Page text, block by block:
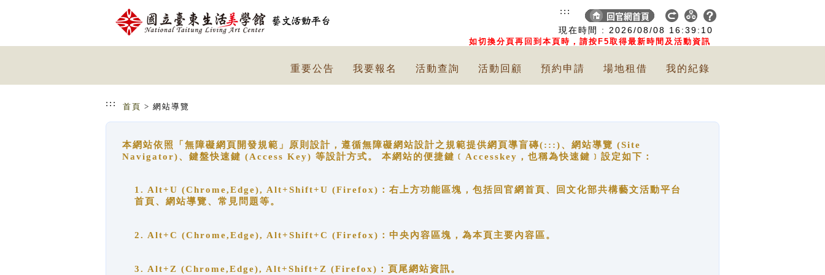
現在時間 : 2026/08/08 16:39:10
如切換分頁再回到本頁時，請按F5取得最新時間及活動資訊
:::
重要公告 我要報名 活動查詢 活動回顧 預約申請 場地租借 我的紀錄
::: 首頁 > 網站導覽
本網站依照「無障礙網頁開發規範」原則設計，遵循無障礙網站設計之規範提供網頁導盲磚(:::)、網站導覽 (Site
Navigator)、鍵盤快速鍵 (Access Key) 等設計方式。 本網站的便捷鍵﹝Accesskey，也稱為快速鍵﹞設定如下：
1. Alt+U (Chrome,Edge), Alt+Shift+U (Firefox)：右上方功能區塊，包括回官網首頁、回文化部共構藝文活動平台
首頁、網站導覽、常見問題等。
2. Alt+C (Chrome,Edge), Alt+Shift+C (Firefox)：中央內容區塊，為本頁主要內容區。
3. Alt+Z (Chrome,Edge), Alt+Shift+Z (Firefox)：頁尾網站資訊。